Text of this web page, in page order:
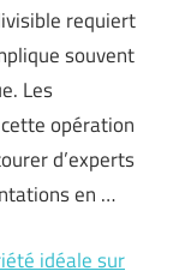
requiert
souvent
Les
opération
d’experts
en …
idéale sur